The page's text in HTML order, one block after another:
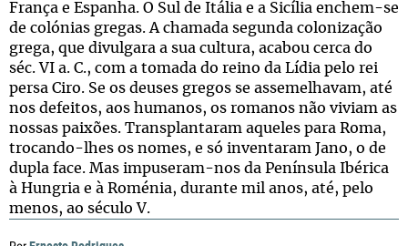
França e Espanha. O Sul de Itália e a Sicília enchem-se
de colónias gregas. A chamada segunda colonização
grega, que divulgara a sua cultura, acabou cerca do
séc. VI a. C., com a tomada do reino da Lídia pelo rei
persa Ciro. Se os deuses gregos se assemelhavam, até
nos defeitos, aos humanos, os romanos não viviam as
nossas paixões. Transplantaram aqueles para Roma,
trocando-lhes os nomes, e só inventaram Jano, o de
dupla face. Mas impuseram-nos da Península Ibérica
à Hungria e à Roménia, durante mil anos, até, pelo
menos, ao século V.